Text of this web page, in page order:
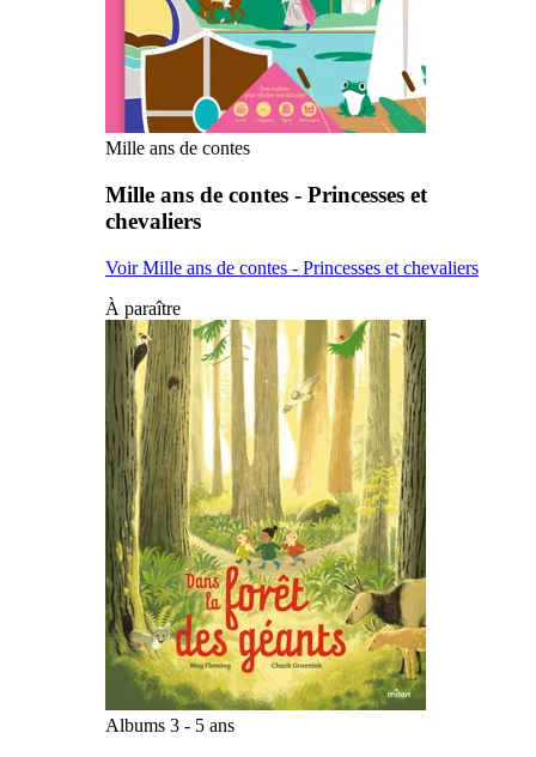
Mille ans de contes
Mille ans de contes - Princesses et
chevaliers
Voir Mille ans de contes - Princesses et chevaliers
À paraître
Albums 3 - 5 ans